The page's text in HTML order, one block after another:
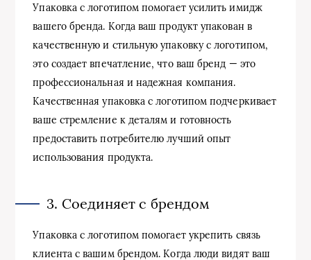
Упаковка с логотипом помогает усилить имидж
вашего бренда. Когда ваш продукт упакован в
качественную и стильную упаковку с логотипом,
это создает впечатление, что ваш бренд — это
профессиональная и надежная компания.
Качественная упаковка с логотипом подчеркивает
ваше стремление к деталям и готовность
предоставить потребителю лучший опыт
использования продукта.
3. Соединяет с брендом
Упаковка с логотипом помогает укрепить связь
клиента с вашим брендом. Когда люди видят ваш